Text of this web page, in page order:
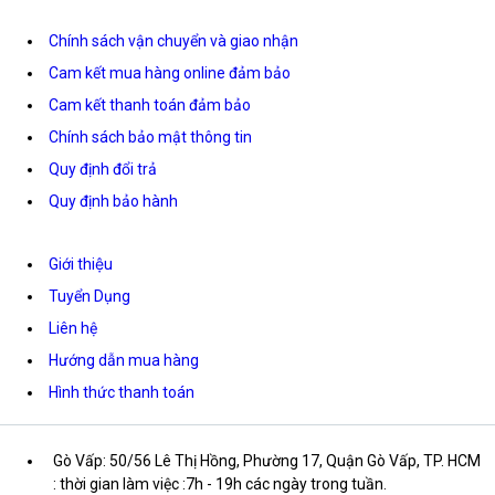
Chính sách vận chuyển và giao nhận
Cam kết mua hàng online đảm bảo
Cam kết thanh toán đảm bảo
Chính sách bảo mật thông tin
Quy định đổi trả
Quy định bảo hành
Giới thiệu
Tuyển Dụng
Liên hệ
Hướng dẫn mua hàng
Hình thức thanh toán
Gò Vấp: 50/56 Lê Thị Hồng, Phường 17, Quận Gò Vấp, TP. HCM
: thời gian làm việc :7h - 19h các ngày trong tuần.